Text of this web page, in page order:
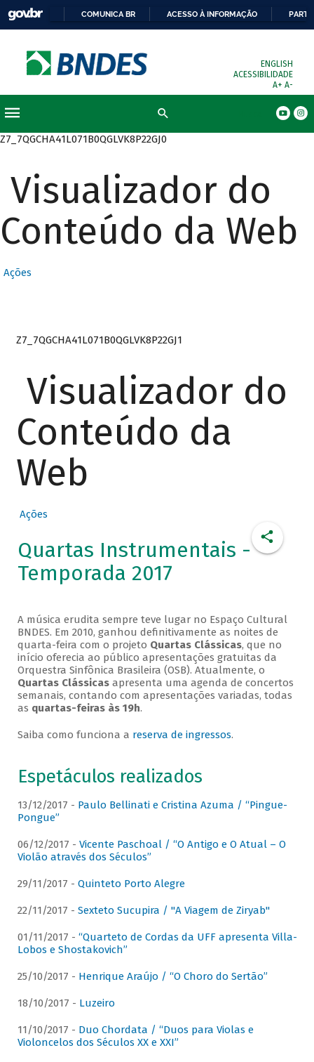
COMUNICA BR ACESSO À INFORMAÇÃO
ENGLISH
ACESSIBILIDADE
A+ A-
Z7_7QGCHA41L071B0QGLVK8P22GJ0
Visualizador do
Conteúdo da Web
Ações
Z7_7QGCHA41L071B0QGLVK8P22GJ1
Visualizador do
Conteúdo da
Web
Ações
Quartas Instrumentais -
Temporada 2017
A música erudita sempre teve lugar no Espaço Cultural
BNDES. Em 2010, ganhou definitivamente as noites de
quarta-feira com o projeto Quartas Clássicas, que no
início oferecia ao público apresentações gratuitas da
Orquestra Sinfônica Brasileira (OSB). Atualmente, o
Quartas Clássicasapresenta uma agenda de concertos
semanais, contando com apresentações variadas, todas
as quartas-feiras às 19h.
Saiba como funciona a reserva de ingressos.
Espetáculos realizados
13/12/2017 - Paulo Bellinati e Cristina Azuma / “Pingue-
Pongue”
06/12/2017 - Vicente Paschoal / “O Antigo e O Atual – O
Violão através dos Séculos”
29/11/2017 - Quinteto Porto Alegre
22/11/2017 - Sexteto Sucupira / "A Viagem de Ziryab"
01/11/2017 - “Quarteto de Cordas da UFF apresenta Villa-
Lobos e Shostakovich”
25/10/2017 - Henrique Araújo / “O Choro do Sertão”
18/10/2017 - Luzeiro
11/10/2017 - Duo Chordata / “Duos para Violas e
Violoncelos dos Séculos XX e XXI”